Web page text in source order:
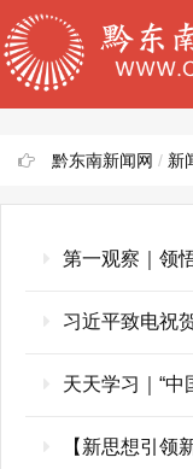
黔东南新闻网 / 新
第一观察｜领
习近平致电祝
天天学习｜“中
【新思想引领